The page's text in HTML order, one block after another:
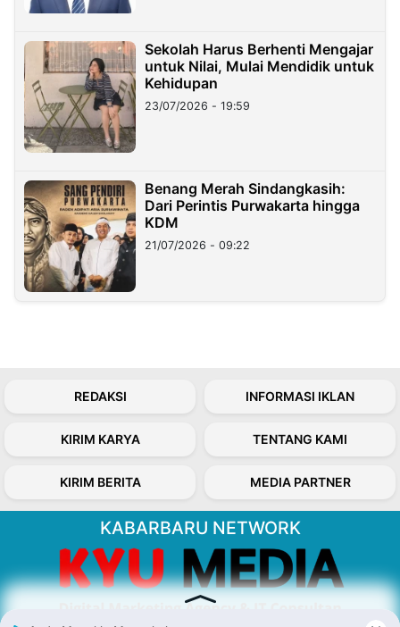
Sekolah Harus Berhenti Mengajar
untuk Nilai, Mulai Mendidik untuk
Kehidupan
23/07/2026 - 19:59
Benang Merah Sindangkasih:
Dari Perintis Purwakarta hingga
KDM
21/07/2026 - 09:22
REDAKSI INFORMASI IKLAN
KIRIM KARYA TENTANG KAMI
KIRIM BERITA MEDIA PARTNER
KABARBARU NETWORK